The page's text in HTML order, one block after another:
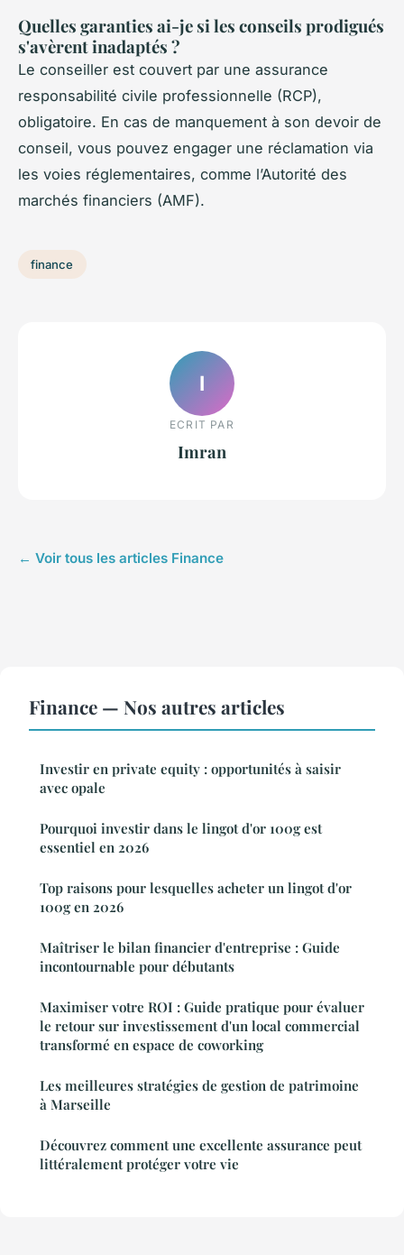
Quelles garanties ai-je si les conseils prodigués
s'avèrent inadaptés ?
Le conseiller est couvert par une assurance
responsabilité civile professionnelle (RCP),
obligatoire. En cas de manquement à son devoir de
conseil, vous pouvez engager une réclamation via
les voies réglementaires, comme l’Autorité des
marchés financiers (AMF).
finance
I
ECRIT PAR
Imran
← Voir tous les articles Finance
Finance — Nos autres articles
Investir en private equity : opportunités à saisir
avec opale
Pourquoi investir dans le lingot d'or 100g est
essentiel en 2026
Top raisons pour lesquelles acheter un lingot d'or
100g en 2026
Maîtriser le bilan financier d'entreprise : Guide
incontournable pour débutants
Maximiser votre ROI : Guide pratique pour évaluer
le retour sur investissement d'un local commercial
transformé en espace de coworking
Les meilleures stratégies de gestion de patrimoine
à Marseille
Découvrez comment une excellente assurance peut
littéralement protéger votre vie